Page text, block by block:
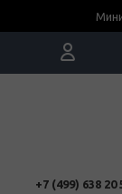
+7 (499) 638 20